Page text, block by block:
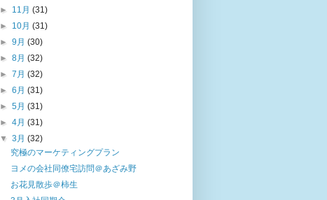
► 11月(31)
► 10月(31)
►9月(30)
►8月(32)
►7月(32)
►6月(31)
►5月(31)
►4月(31)
▼3月(32)
究極のマーケティングプラン
ヨメの会社同僚宅訪問＠あざみ野
お花見散歩＠柿生